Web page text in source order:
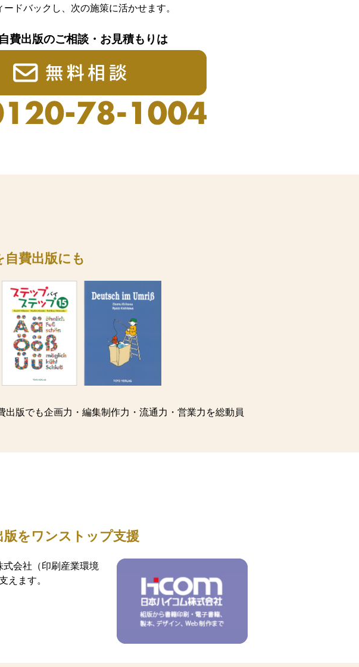
ドバックし、次の施策に活かせます。
自費出版のご相談・お見積もりは
費出版にも
版でも企画力・編集制作力・流通力・営業力を総動員
をワンストップ支援
会社（印刷産業環境
ます。